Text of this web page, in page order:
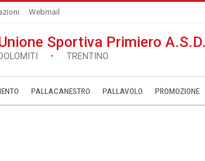
Webmail
Sportiva Primiero A.S.D.
DOLOMITI • TRENTINO
PALLACANESTRO PALLAVOLO ­PROMOZIONE